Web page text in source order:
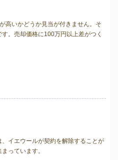
高いかどうか見当が付きません。そ
。売却価格に100万円以上差がつく
イエウールが契約を解除することが
まっています。